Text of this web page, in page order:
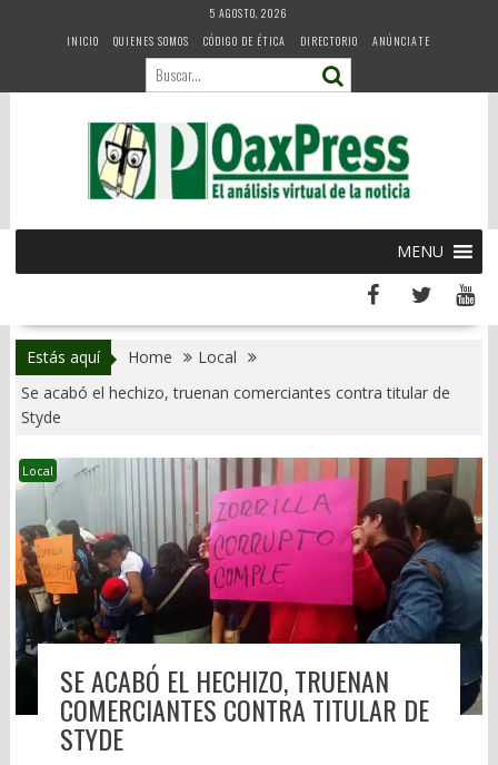
5 AGOSTO, 2026
INICIO
QUIENES SOMOS CÓDIGO DE ÉTICA DIRECTORIO ANÚNCIATE
MENU
Estás aquí Home
Local
Se acabó el hechizo, truenan comerciantes contra titular de
Styde
Local
SE ACABÓ EL HECHIZO, TRUENAN
COMERCIANTES CONTRA TITULAR DE
STYDE